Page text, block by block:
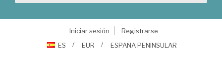
Iniciar sesión
Registrarse
ES
EUR ESPAÑA PENINSULAR